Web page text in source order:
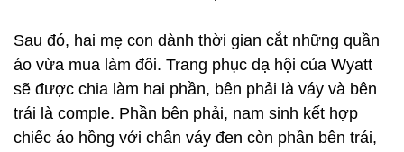
Sau đó, hai mẹ con dành thời gian cắt những quần
áo vừa mua làm đôi. Trang phục dạ hội của Wyatt
sẽ được chia làm hai phần, bên phải là váy và bên
trái là comple. Phần bên phải, nam sinh kết hợp
chiếc áo hồng với chân váy đen còn phần bên trái,